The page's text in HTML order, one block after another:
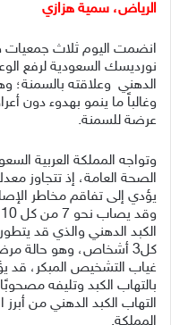
الرياض، سمية هزازي
انضمت اليوم ثلاث جمعيات
نورديسك السعودية لرفع
الدهني وعلاقته بالسمنة؛
وغالباً ما ينمو بهدوء دون
عرضة للسمنة.
وتواجه المملكة العربية
الصحة العامة، إذ تتجاوز
يؤدي إلى تفاقم مخاطر
كل3 أشخاص، وهو حالة
غياب التشخيص المبكر، قد
بالتهاب الكبد وتليفه
التهاب الكبد الدهني من أبرز